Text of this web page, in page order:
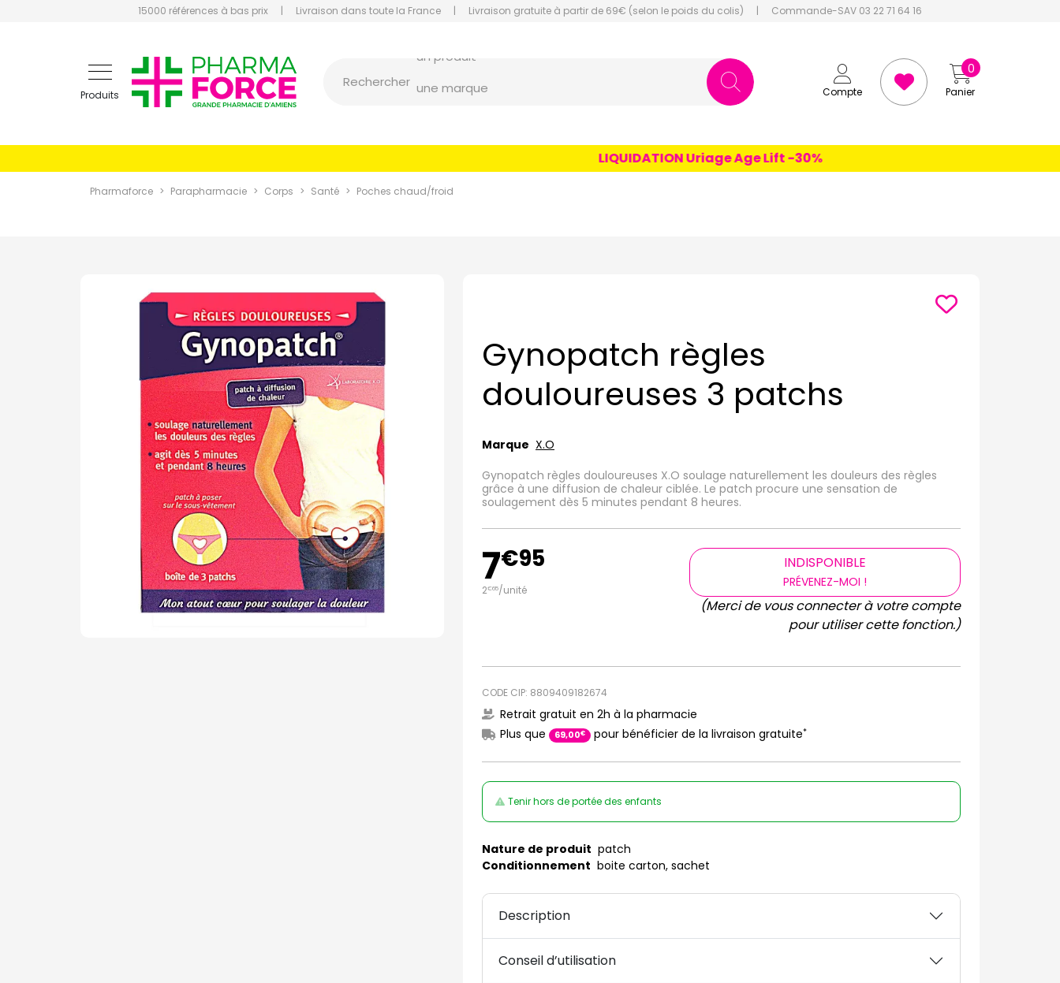
15000 références à bas prix | Livraison dans toute la France | Livraison gratuite à partir de 69€ (selon le poids du colis) | Commande-SAV 03 22 71 64 16
Produits
Pharmaforce Grande Pharmacie Amiens Fachon
Compte Panier
0
Rechercher
un conseil
LIQUIDATION Uriage Age Lift -30%
Pharmaforce Parapharmacie Corps Santé Poches chaud/froid
Gynopatch règles
douloureuses 3 patchs
Marque X.O
Gynopatch règles douloureuses X.O soulage naturellement les douleurs des règles
grâce à une diffusion de chaleur ciblée. Le patch procure une sensation de
soulagement dès 5 minutes pendant 8 heures.
7€95
2€65/unité
INDISPONIBLE
PRÉVENEZ-MOI !
(Merci de vous connecter à votre compte
pour utiliser cette fonction.)
CODE CIP: 8809409182674
Retrait gratuit en 2h à la pharmacie
Plus que
69,00€ pour bénéficier de la livraison gratuite*
Tenir hors de portée des enfants
Nature de produit patch
Conditionnement boite carton, sachet
Description
Conseil d’utilisation